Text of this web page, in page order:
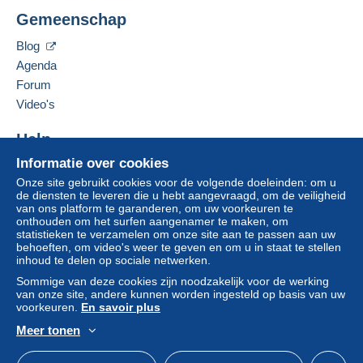
Een betaling die niet is verricht met
wordt door de verkoper terugbetaald aan de koper.
Een onbetaalde aankoop kan gevolgen hebben
voor de rekening van de koper.
Als de verkoopvoorwaarden van de verkoper
betalingsvoorwaarden van de website van
Delcampe, zoals gedefinieerd in de
gebruiksvoorwaarden , zijn de enige die van
toepassing zijn.
Aankopen moeten worden betaald binnen14
dagenna ontvangst van de eindafrekening van de
1-2 cartes envoi simple jusqu'a 20 grs france 2,10
euros en suivi en recommande R1. 6,20 R2.
7,30 R3. 9,00
De verkoper contacteren
Informatie over cookies
Onze site gebruikt cookies voor de volgende doeleinden: om u
de diensten te leveren die u hebt aangevraagd, om de veiligheid
van ons platform te garanderen, om uw voorkeuren te
onthouden om het surfen aangenamer te maken, om
statistieken te verzamelen om onze site aan te passen aan uw
behoeften, om video's weer te geven en om u in staat te stellen
inhoud te delen op sociale netwerken.
Sommige van deze cookies zijn noodzakelijk voor de werking
van onze site, andere kunnen worden ingesteld op basis van uw
voorkeuren. En savoir plus
Meer tonen
Gemeenschap
Blog
Agenda
Forum
Video's
Help
Hulpcentrum
Kopen op Delcampe
Verkopen op Delcampe
Een beveiligde website